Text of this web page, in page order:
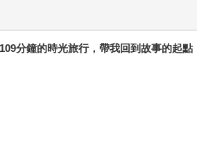
亡游擊，勇氣不死，文學不滅。 《
無條件信任，永遠主動付出，毫不保
的路》 「社會無公平啦！」而誰為我
護來補貼高科技業，財團養地，連銀
才知道被騙，騎虎難下，只好加碼讀
學院最受歡迎的談判課》 汽車擦撞，
台，創造溝通高功率、生活低耗能的
隊雄心，挑戰壯舉。依賴暴力的權力
分鐘的時光旅行，帶我回到故事的起點